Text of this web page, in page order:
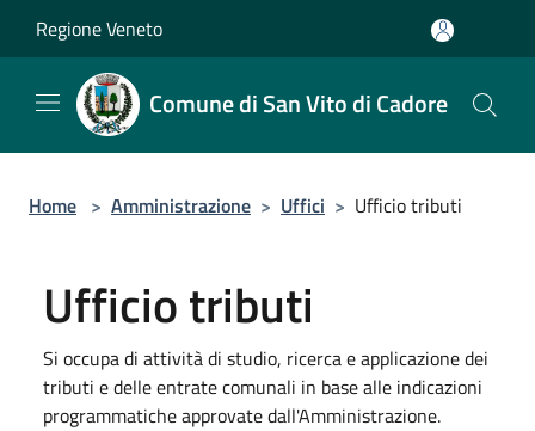
Regione Veneto
Comune di San Vito di Cadore
Home > Amministrazione > Uffici > Ufficio tributi
Ufficio tributi
Si occupa di attività di studio, ricerca e applicazione dei
tributi e delle entrate comunali in base alle indicazioni
programmatiche approvate dall'Amministrazione.